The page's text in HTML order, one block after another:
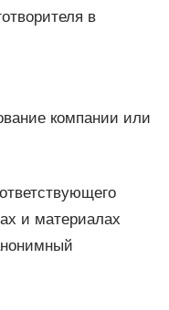
в
компании или
и материалах